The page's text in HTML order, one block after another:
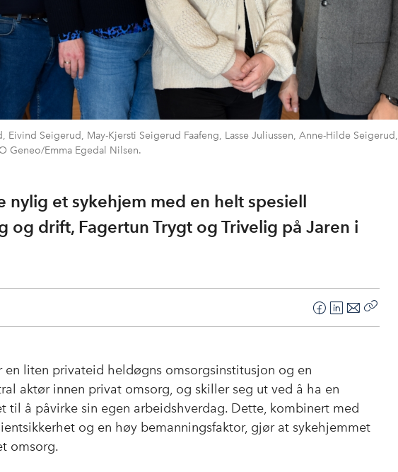
Eivind Seigerud, May-Kjersti Seigerud Faafeng, Lasse Juliussen, Anne-Hilde Seigerud,
Geneo/Emma Egedal Nilsen.
nylig et sykehjem med en helt spesiell
drift, Fagertun Trygt og Trivelig på Jaren i
F
a
e
o
k
L
i
I
n
E
-
en liten privateid heldøgns omsorgsinstitusjon og en
aktør innen privat omsorg, og skiller seg ut ved å ha en
til å påvirke sin egen arbeidshverdag. Dette, kombinert med
og en høy bemanningsfaktor, gjør at sykehjemmet
omsorg.